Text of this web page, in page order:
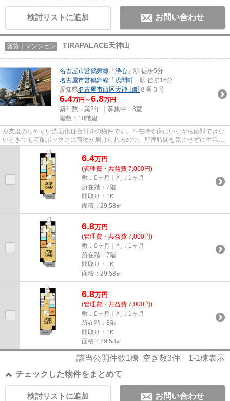
検討リストに追加 お問い合わせ
賃貸｜マンション TIRAPALACE天神山
名古屋市営鶴舞線 「 浄心 」駅 徒歩5分
名古屋市営鶴舞線 「 浅間町 」駅 徒歩16分
愛知県名古屋市西区天神山町 ８番３号
6.4万円～6.8万円
築年数：築2年 ｜募集中： 3室
階数：10階建
身支度のしやすい洗面化粧台付きの物件です。不在時や家にいながら応対できな
いときでも宅配ボックスに荷物が届けられるので、配達時間を気にせずに生活を
送ることができます。セキュ...
6.4万円
(管理費・共益費 7,000円)
敷：0ヶ月｜礼：1ヶ月
所在階：7階
間取り：1K
面積：29.58㎡
6.8万円
(管理費・共益費 7,000円)
敷：0ヶ月｜礼：1ヶ月
所在階：7階
間取り：1K
面積：29.58㎡
6.8万円
(管理費・共益費 7,000円)
敷：0ヶ月｜礼：1ヶ月
所在階：8階
間取り：1K
面積：29.58㎡
該当公開件数1棟 空き数3件 1-1棟表示
チェックした物件をまとめて
お問い合わせ
検討リストに追加